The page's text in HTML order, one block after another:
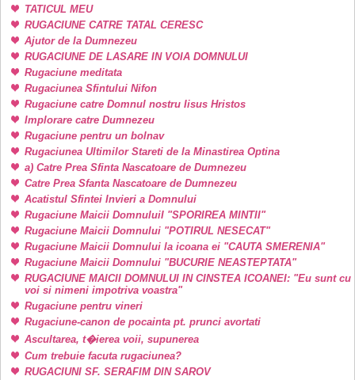
TATICUL MEU
RUGACIUNE CATRE TATAL CERESC
Ajutor de la Dumnezeu
RUGACIUNE DE LASARE IN VOIA DOMNULUI
Rugaciune meditata
Rugaciunea Sfintului Nifon
Rugaciune catre Domnul nostru Iisus Hristos
Implorare catre Dumnezeu
Rugaciune pentru un bolnav
Rugaciunea Ultimilor Stareti de la Minastirea Optina
a) Catre Prea Sfinta Nascatoare de Dumnezeu
Catre Prea Sfanta Nascatoare de Dumnezeu
Acatistul Sfintei Invieri a Domnului
Rugaciune Maicii DomnuluiI "SPORIREA MINTII"
Rugaciune Maicii Domnului "POTIRUL NESECAT"
Rugaciune Maicii Domnului la icoana ei "CAUTA SMERENIA"
Rugaciune Maicii Domnului "BUCURIE NEASTEPTATA"
RUGACIUNE MAICII DOMNULUI IN CINSTEA ICOANEI: "Eu sunt cu
voi si nimeni impotriva voastra"
Rugaciune pentru vineri
Rugaciune-canon de pocainta pt. prunci avortati
Ascultarea, t�ierea voii, supunerea
Cum trebuie facuta rugaciunea?
RUGACIUNI SF. SERAFIM DIN SAROV